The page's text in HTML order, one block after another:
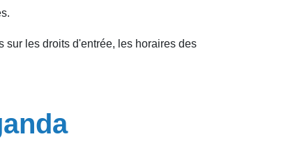
les droits d'entrée, les horaires des